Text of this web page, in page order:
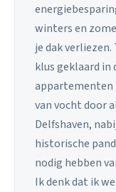
winters en
je dak
klus geklaard in
appartementen
van vocht door
Delfshaven,
historische
nodig hebben
Ik denk dat ik